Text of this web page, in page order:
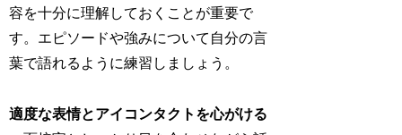
容を十分に理解しておくことが重要で
す。エピソードや強みについて自分の言
葉で語れるように練習しましょう。
適度な表情とアイコンタクトを心がける